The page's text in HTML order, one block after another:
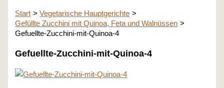
Start
Vegetarische Hauptgerichte
Gefüllte Zucchini mit Quinoa, Feta und Walnüssen
Gefuellte-Zucchini-mit-Quinoa-4
Gefuellte-Zucchini-mit-Quinoa-4